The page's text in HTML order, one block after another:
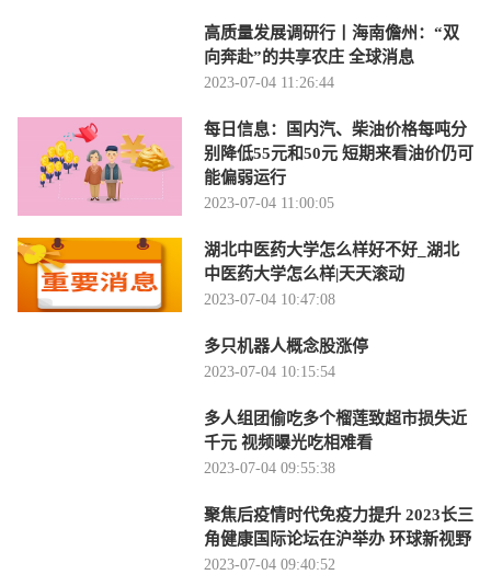
高质量发展调研行丨海南儋州：“双
向奔赴”的共享农庄 全球消息
2023-07-04 11:26:44
每日信息：国内汽、柴油价格每吨分
别降低55元和50元 短期来看油价仍可
能偏弱运行
2023-07-04 11:00:05
湖北中医药大学怎么样好不好_湖北
中医药大学怎么样|天天滚动
2023-07-04 10:47:08
多只机器人概念股涨停
2023-07-04 10:15:54
多人组团偷吃多个榴莲致超市损失近
千元 视频曝光吃相难看
2023-07-04 09:55:38
聚焦后疫情时代免疫力提升 2023长三
角健康国际论坛在沪举办 环球新视野
2023-07-04 09:40:52